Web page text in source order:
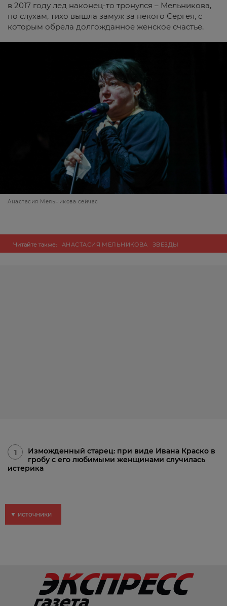
в 2017 году лед наконец-то тронулся – Мельникова,
по слухам, тихо вышла замуж за некого Сергея, с
которым обрела долгожданное женское счастье.
Анастасия Мельникова сейчас
Читайте также: АНАСТАСИЯ МЕЛЬНИКОВА ЗВЕЗДЫ
1
Изможденный старец: при виде Ивана Краско в
гробу с его любимыми женщинами случилась
истерика
▼ источники